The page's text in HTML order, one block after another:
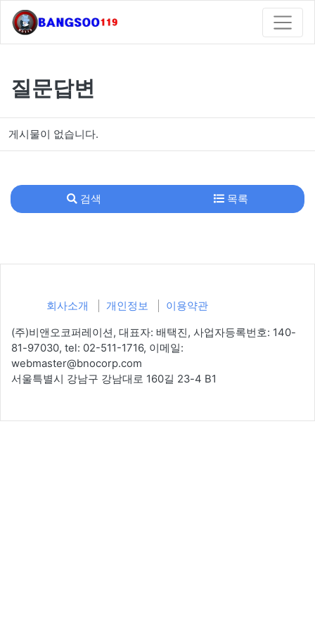
질문답변
게시물이 없습니다.
검색 목록
회사소개 개인정보 이용약관
(주)비앤오코퍼레이션, 대표자: 배택진, 사업자등록번호: 140-
81-97030, tel: 02-511-1716, 이메일:
webmaster@bnocorp.com
서울특별시 강남구 강남대로 160길 23-4 B1